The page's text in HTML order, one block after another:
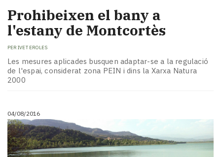
Prohibeixen el bany a
l'estany de Montcortès
PER IVET EROLES
Les mesures aplicades busquen adaptar-se a la regulació
de l'espai, considerat zona PEIN i dins la Xarxa Natura
2000
04/08/2016